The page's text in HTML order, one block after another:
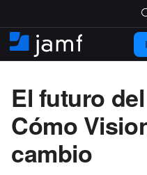
r
a
l
o
n
t
e
i
I
n
c
o
El futuro
Cómo
cambio